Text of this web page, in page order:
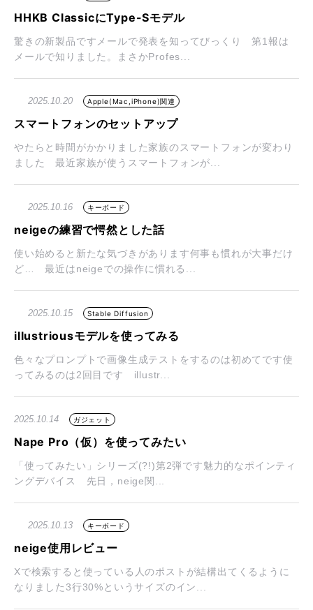
HHKB ClassicにType-Sモデル
驚きの新製品ですメールで発表を知ってびっくり 第1報は
メールで知りました。まさかProfes...
2025.10.20 Apple(Mac,iPhone)関連
スマートフォンのセットアップ
やたらと時間がかかりました家族のスマートフォンが変わり
ました 最近家族が使うスマートフォンが...
2025.10.16 キーボード
neigeの練習で愕然とした話
使い始めると新たな気づきがあります何事も慣れが大事だけ
ど… 最近はneigeでの操作に慣れる...
2025.10.15 Stable Diffusion
illustriousモデルを使ってみる
色々なプロンプトで画像生成テストをするのは初めてです使
ってみるのは2回目です illustr...
2025.10.14 ガジェット
Nape Pro（仮）を使ってみたい
「使ってみたい」シリーズ(?!)第2弾です魅力的なポインティ
ングデバイス 先日，neige関...
2025.10.13 キーボード
neige使用レビュー
Xで検索すると使っている人のポストが結構出てくるように
なりました3行30%というサイズのイン...